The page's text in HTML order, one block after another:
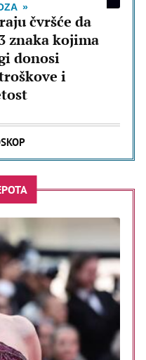
čvršće da
znaka kojima
donosi
i